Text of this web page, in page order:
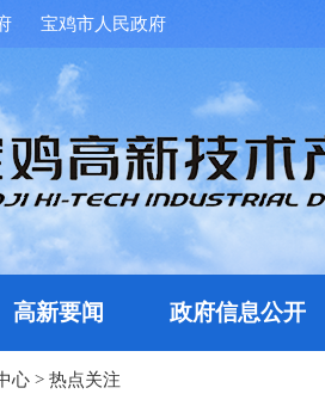
宝鸡市人民政府
高新要闻 政府信息公开
心 > 热点关注